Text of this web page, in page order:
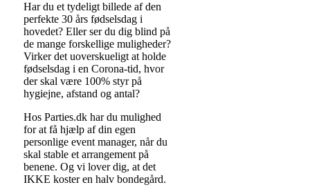
Har du et tydeligt billede af den
perfekte 30 års fødselsdag i
hovedet? Eller ser du dig blind på
de mange forskellige muligheder?
Virker det uoverskueligt at holde
fødselsdag i en Corona-tid, hvor
der skal være 100% styr på
hygiejne, afstand og antal?
Hos Parties.dk har du mulighed
for at få hjælp af din egen
personlige event manager, når du
skal stable et arrangement på
benene. Og vi lover dig, at det
IKKE koster en halv bondegård.